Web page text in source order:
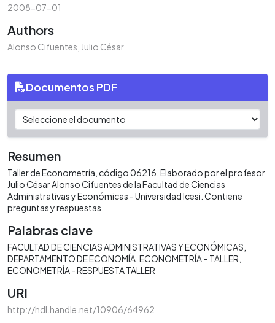
2008-07-01
Authors
Alonso Cifuentes, Julio César
Documentos PDF
Resumen
Taller de Econometría, código 06216. Elaborado por el profesor
Julio César Alonso Cifuentes de la Facultad de Ciencias
Administrativas y Económicas - Universidad Icesi. Contiene
preguntas y respuestas.
Palabras clave
FACULTAD DE CIENCIAS ADMINISTRATIVAS Y ECONÓMICAS
DEPARTAMENTO DE ECONOMÍA ECONOMETRÍA – TALLER
ECONOMETRÍA - RESPUESTA TALLER
URI
http://hdl.handle.net/10906/64962